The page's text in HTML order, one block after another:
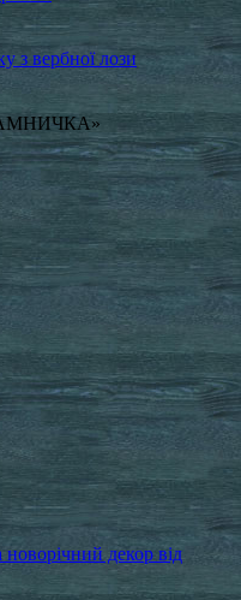
з вербної лози
декор від